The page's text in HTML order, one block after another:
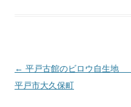
投
稿
← 平戸古館のビロウ自生地
平戸市大久保町